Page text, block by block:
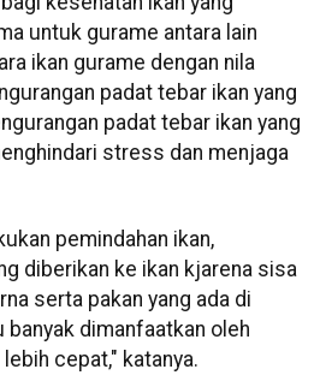
untuk gurame antara lain
ikan gurame dengan nila
padat tebar ikan yang
padat tebar ikan yang
stress dan menjaga
pemindahan ikan,
diberikan ke ikan kjarena sisa
serta pakan yang ada di
banyak dimanfaatkan oleh
cepat," katanya.